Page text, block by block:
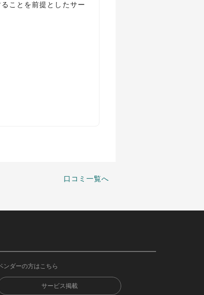
ことを前提としたサー
口コミ一覧へ
ンダーの方はこちら
サービス掲載